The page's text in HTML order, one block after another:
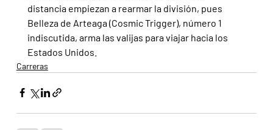
distancia empiezan a rearmar la división, pues
Belleza de Arteaga (Cosmic Trigger), número 1
indiscutida, arma las valijas para viajar hacia los
Estados Unidos.
Carreras